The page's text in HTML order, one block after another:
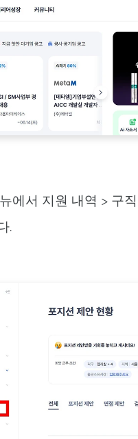
에서 지원 내역 > 구
.